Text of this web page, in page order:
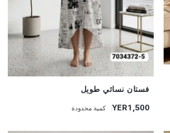
جديد
فستان نسائي طويل
YER1,500 كمية محدودة